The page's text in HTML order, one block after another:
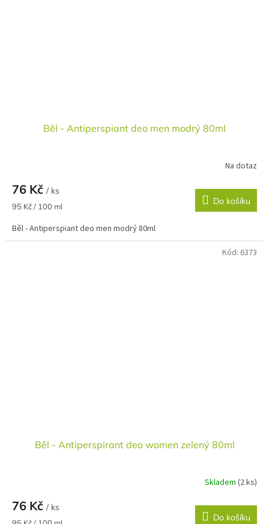
Běl - Antiperspiant deo men modrý 80ml
Na dotaz
76 Kč / ks
Měrná
95 Kč / 100 ml Do košíku
Běl - Antiperspiant deo men modrý 80ml
Běl - Antiperspirant deo women zelený 80ml
Skladem (2 ks)
76 Kč / ks
Do košíku
Kód: 6373